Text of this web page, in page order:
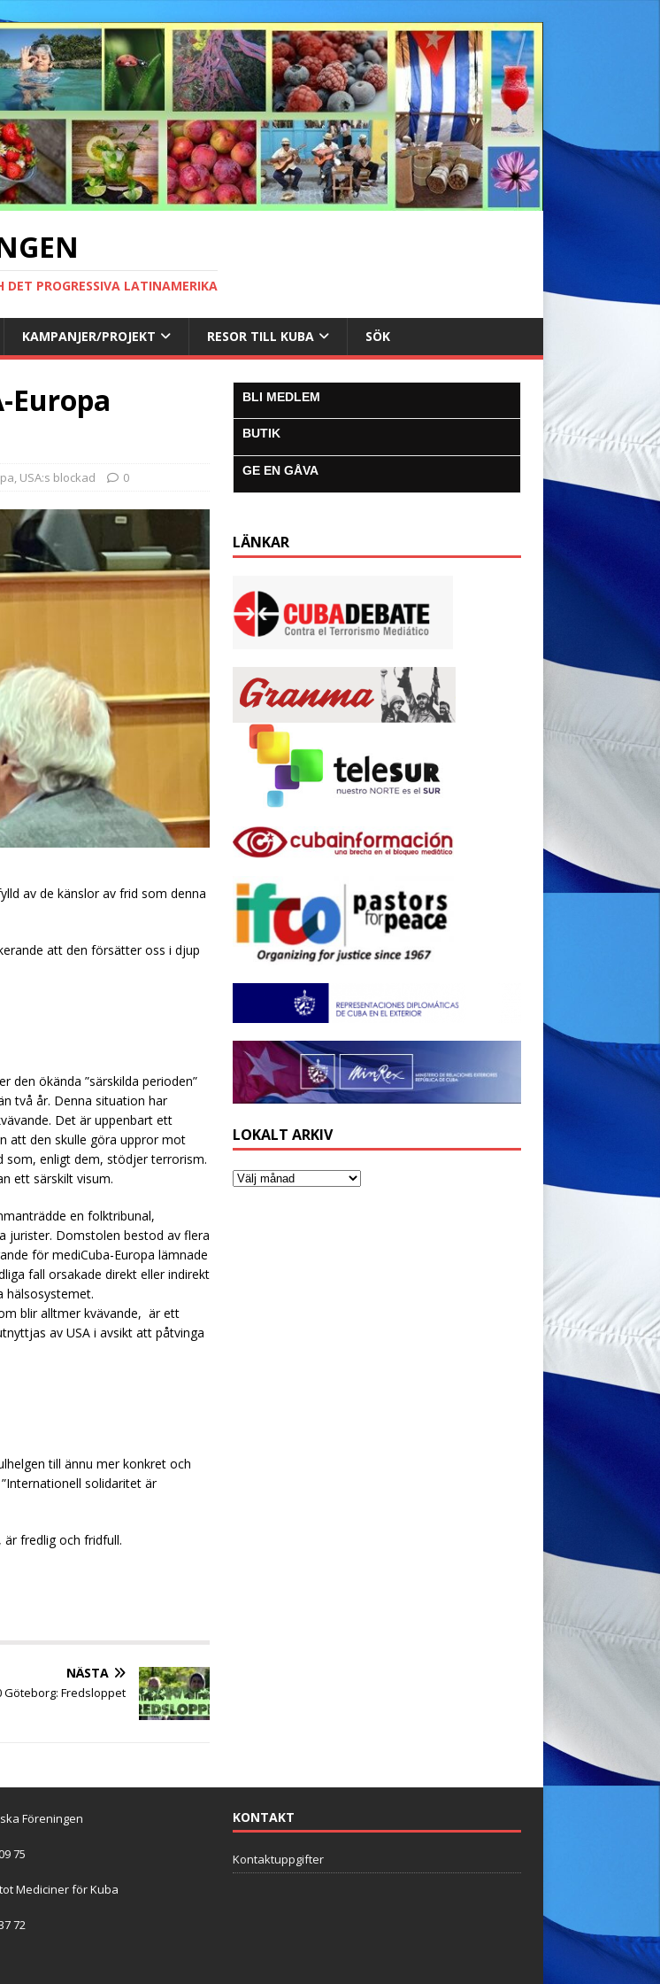
DET PROGRESSIVA LATINAMERIKA
KAMPANJER/PROJEKT RESOR TILL KUBA SÖK
Europa
, USA:s blockad 0
av de känslor av frid som denna
att den försätter oss i djup
den ökända ”särskilda perioden”
två år. Denna situation har
Det är uppenbart ett
att den skulle göra uppror mot
som, enligt dem, stödjer terrorism.
ett särskilt visum.
en folktribunal,
jurister. Domstolen bestod av flera
för mediCuba-Europa lämnade
fall orsakade direkt eller indirekt
hälsosystemet.
blir alltmer kvävande, är ett
av USA i avsikt att påtvinga
till ännu mer konkret och
solidaritet är
fredlig och fridfull.
NÄSTA
Göteborg: Fredsloppet
BLI MEDLEM
BUTIK
GE EN GÅVA
LÄNKAR
LOKALT ARKIV
Föreningen
75
Mediciner för Kuba
72
KONTAKT
Kontaktuppgifter